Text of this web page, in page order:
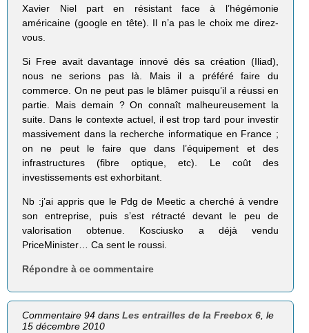
Xavier Niel part en résistant face à l’hégémonie
américaine (google en tête). Il n’a pas le choix me direz-
vous.
Si Free avait davantage innové dés sa création (Iliad),
nous ne serions pas là. Mais il a préféré faire du
commerce. On ne peut pas le blâmer puisqu’il a réussi en
partie. Mais demain ? On connaît malheureusement la
suite. Dans le contexte actuel, il est trop tard pour investir
massivement dans la recherche informatique en France ;
on ne peut le faire que dans l’équipement et des
infrastructures (fibre optique, etc). Le coût des
investissements est exhorbitant.
Nb :j’ai appris que le Pdg de Meetic a cherché à vendre
son entreprise, puis s’est rétracté devant le peu de
valorisation obtenue. Kosciusko a déjà vendu
PriceMinister… Ca sent le roussi.
Répondre à ce commentaire
Commentaire 94 dansLes entrailles de la Freebox 6 , le
15 décembre 2010